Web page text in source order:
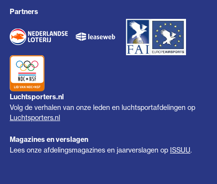
Partners
Luchtsporters.nl
Volg de verhalen van onze leden en luchtsportafdelingen op
Luchtsporters.nl
Magazines en verslagen
Lees onze afdelingsmagazines en jaarverslagen op ISSUU.